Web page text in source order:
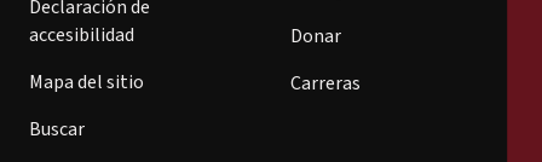
Declaración de
accesibilidad
Mapa del sitio
Buscar
Donar
Carreras